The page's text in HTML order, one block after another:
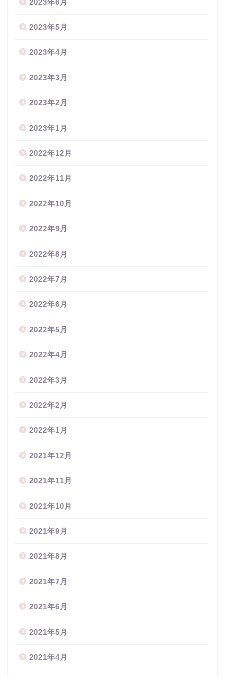
2023年6月
2023年5月
2023年4月
2023年3月
2023年2月
2023年1月
2022年12月
2022年11月
2022年10月
2022年9月
2022年8月
2022年7月
2022年6月
2022年5月
2022年4月
2022年3月
2022年2月
2022年1月
2021年12月
2021年11月
2021年10月
2021年9月
2021年8月
2021年7月
2021年6月
2021年5月
2021年4月